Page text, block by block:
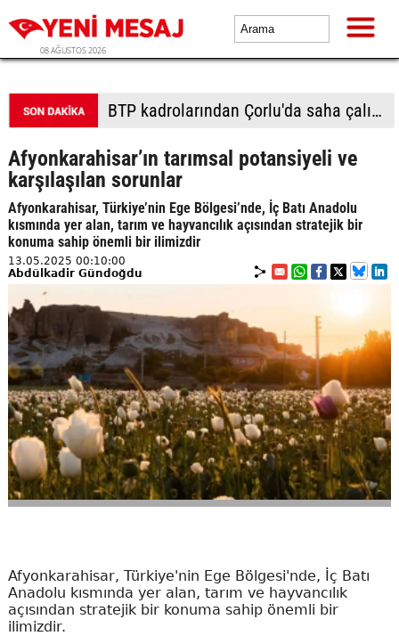
08 AĞUSTOS 2026
BTP kadrolarından Çorlu'da saha çalışması: Vatandaşlardan yoğun ilgi
Afyonkarahisar’ın tarımsal potansiyeli ve
karşılaşılan sorunlar
Afyonkarahisar, Türkiye’nin Ege Bölgesi’nde, İç Batı Anadolu
kısmında yer alan, tarım ve hayvancılık açısından stratejik bir
konuma sahip önemli bir ilimizdir
13.05.2025 00:10:00
Abdülkadir Gündoğdu
Afyonkarahisar, Türkiye'nin Ege Bölgesi'nde, İç Batı
Anadolu kısmında yer alan, tarım ve hayvancılık
açısından stratejik bir konuma sahip önemli bir
ilimizdir.